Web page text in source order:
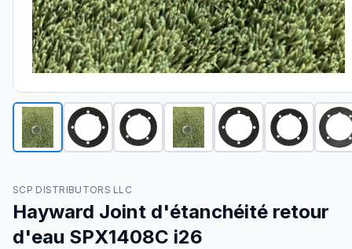
SCP DISTRIBUTORS LLC
Hayward Joint d'étanchéité retour
d'eau SPX1408C i26